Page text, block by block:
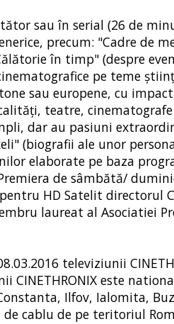
sau în serial (26 de
precum: "Cadre de
în timp" (despre
pe teme
sau europene, cu
teatre, cinematografe
dar au pasiuni
(biografii ale unor
elaborate pe baza
de sâmbătă/
HD Satelit directorul
laureat al Asociatiei
televiziunii
este
Ilfov, Ialomita,
cablu de pe teritoriul